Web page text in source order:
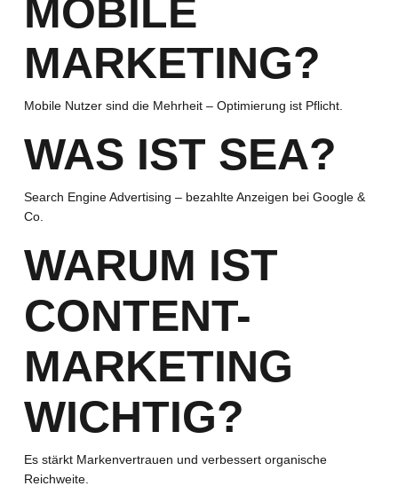
MOBILE
MARKETING?
Mobile Nutzer sind die Mehrheit – Optimierung ist Pflicht.
WAS IST SEA?
Search Engine Advertising – bezahlte Anzeigen bei Google &
Co.
WARUM IST
CONTENT-
MARKETING
WICHTIG?
Es stärkt Markenvertrauen und verbessert organische
Reichweite.